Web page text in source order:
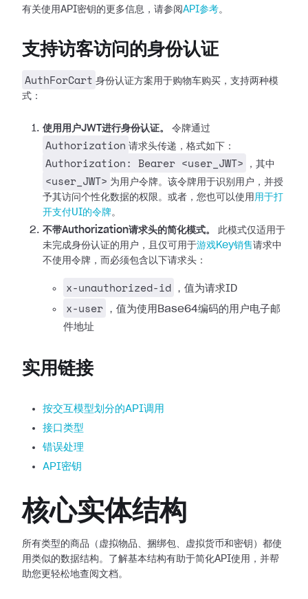
有关使用API密钥的更多信息，请参阅 API参考。
支持访客访问的身份认证
AuthForCart 身份认证方案用于购物车购买，支持两种模
式：
使用用户JWT进行身份认证。 令牌通过
Authorization 请求头传递，格式如下：
Authorization: Bearer <user_JWT> ，其中
<user_JWT> 为用户令牌。该令牌用于识别用户，并授
予其访问个性化数据的权限。或者，您也可以使用 用于打
开支付UI的令牌。
不带Authorization请求头的简化模式。
此模式仅适用于
未完成身份认证的用户，且仅可用于游戏Key销售请求中
不使用令牌，而必须包含以下请求头：
x-unauthorized-id ，值为请求ID
x-user
，值为使用Base64编码的用户电子邮
件地址
实用链接
按交互模型划分的API调用
接口类型
错误处理
API密钥
核心实体结构
所有类型的商品（虚拟物品、捆绑包、虚拟货币和密钥）都使
用类似的数据结构。了解基本结构有助于简化API使用，并帮
助您更轻松地查阅文档。